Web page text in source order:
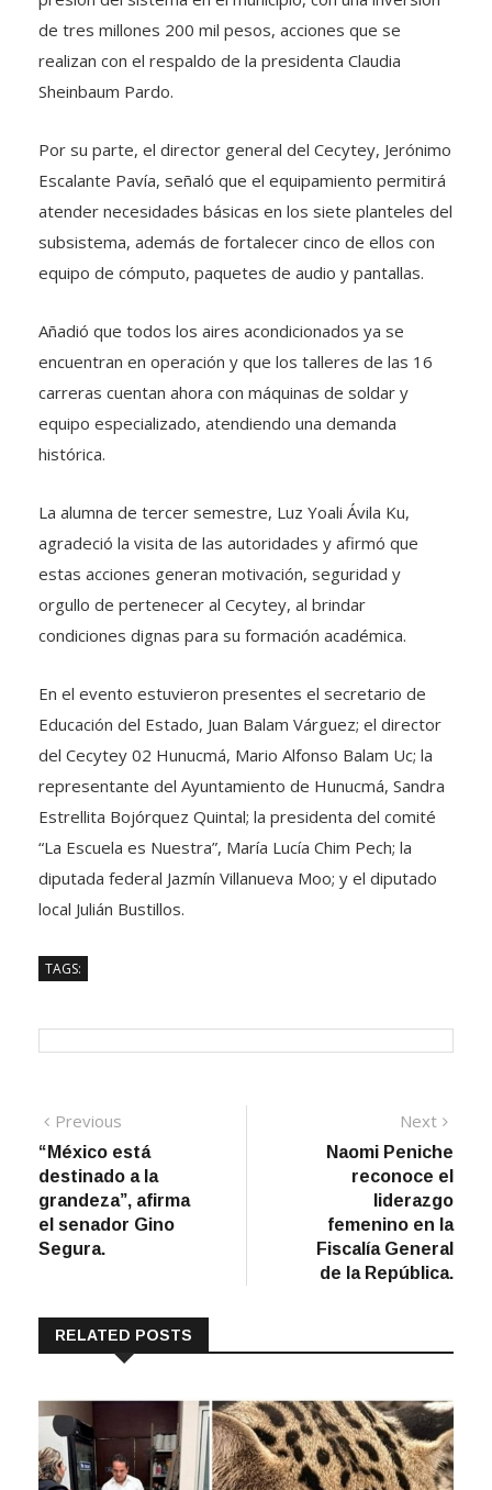
de tres millones 200 mil pesos, acciones que se
realizan con el respaldo de la presidenta Claudia
Sheinbaum Pardo.
Por su parte, el director general del Cecytey, Jerónimo
Escalante Pavía, señaló que el equipamiento permitirá
atender necesidades básicas en los siete planteles del
subsistema, además de fortalecer cinco de ellos con
equipo de cómputo, paquetes de audio y pantallas.
Añadió que todos los aires acondicionados ya se
encuentran en operación y que los talleres de las 16
carreras cuentan ahora con máquinas de soldar y
equipo especializado, atendiendo una demanda
histórica.
La alumna de tercer semestre, Luz Yoali Ávila Ku,
agradeció la visita de las autoridades y afirmó que
estas acciones generan motivación, seguridad y
orgullo de pertenecer al Cecytey, al brindar
condiciones dignas para su formación académica.
En el evento estuvieron presentes el secretario de
Educación del Estado, Juan Balam Várguez; el director
del Cecytey 02 Hunucmá, Mario Alfonso Balam Uc; la
representante del Ayuntamiento de Hunucmá, Sandra
Estrellita Bojórquez Quintal; la presidenta del comité
“La Escuela es Nuestra”, María Lucía Chim Pech; la
diputada federal Jazmín Villanueva Moo; y el diputado
local Julián Bustillos.
TAGS:
Navegación
de
entradas
Previous
post:
“México está
destinado a la
grandeza”, afirma
el senador Gino
Segura.
Next
Naomi Peniche
reconoce el
liderazgo
femenino en la
Fiscalía General
de la República.
RELATED POSTS